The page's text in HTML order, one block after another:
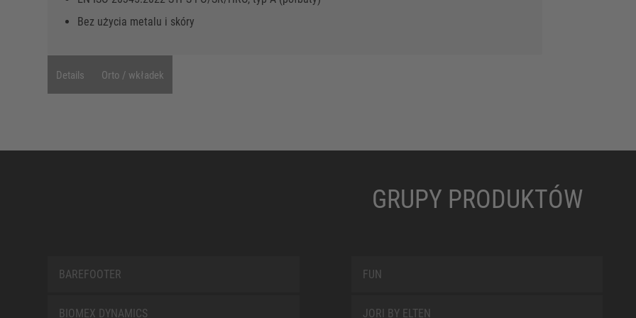
Bez użycia metalu i skóry
Details Orto / wkładek
GRUPY PRODUKTÓW
BAREFOOTER
BIOMEX DYNAMICS
FUN
JORI BY ELTEN